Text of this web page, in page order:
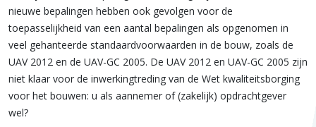
nieuwe bepalingen hebben ook gevolgen voor de
toepasselijkheid van een aantal bepalingen als opgenomen in
veel gehanteerde standaardvoorwaarden in de bouw, zoals de
UAV 2012 en de UAV-GC 2005. De UAV 2012 en UAV-GC 2005 zijn
niet klaar voor de inwerkingtreding van de Wet kwaliteitsborging
voor het bouwen: u als aannemer of (zakelijk) opdrachtgever
wel?